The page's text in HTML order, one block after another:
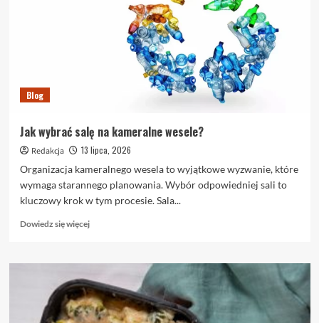
urodzinową
Blog
Jak wybrać salę na kameralne wesele?
Redakcja
13 lipca, 2026
Organizacja kameralnego wesela to wyjątkowe wyzwanie, które
wymaga starannego planowania. Wybór odpowiedniej sali to
kluczowy krok w tym procesie. Sala...
Dowiedz się więcejDowiedz
o
wybrać
salę
na